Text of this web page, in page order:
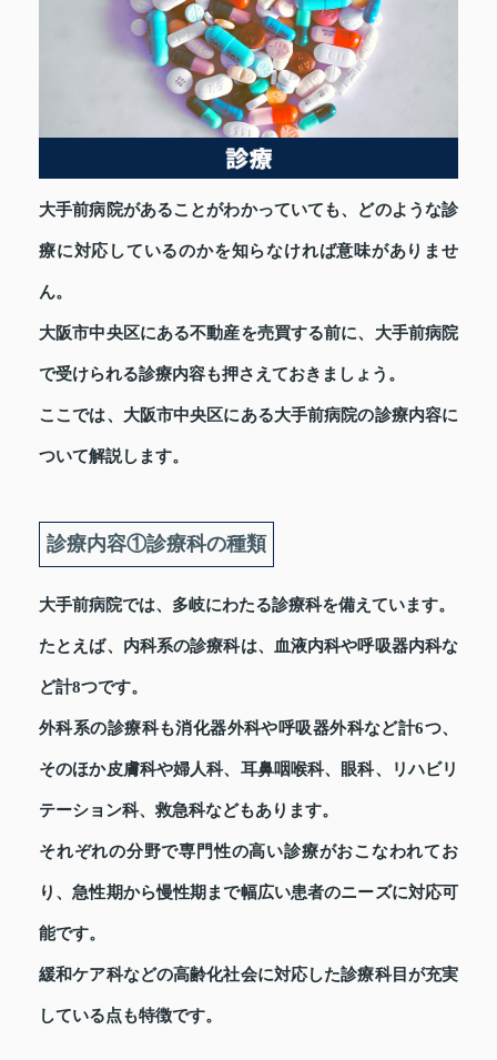
大手前病院があることがわかっていても、どのような診
療に対応しているのかを知らなければ意味がありませ
ん。
大阪市中央区にある不動産を売買する前に、大手前病院
で受けられる診療内容も押さえておきましょう。
ここでは、大阪市中央区にある大手前病院の診療内容に
ついて解説します。
診療内容①診療科の種類
大手前病院では、多岐にわたる診療科を備えています。
たとえば、内科系の診療科は、血液内科や呼吸器内科な
ど計8つです。
外科系の診療科も消化器外科や呼吸器外科など計6つ、
そのほか皮膚科や婦人科、耳鼻咽喉科、眼科、リハビリ
テーション科、救急科などもあります。
それぞれの分野で専門性の高い診療がおこなわれてお
り、急性期から慢性期まで幅広い患者のニーズに対応可
能です。
緩和ケア科などの高齢化社会に対応した診療科目が充実
している点も特徴です。